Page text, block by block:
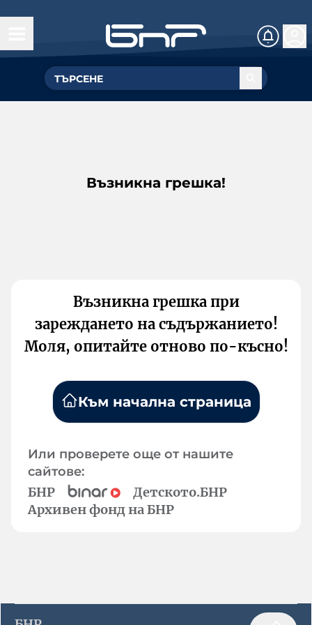
Възникна грешка!
Възникна грешка при
зареждането на съдържанието!
Моля, опитайте отново по-късно!
Към начална страница
Или проверете още от нашите
сайтове:
БНР
Детското.БНР
Архивен фонд на БНР